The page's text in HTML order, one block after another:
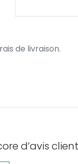
de livraison.
d’avis